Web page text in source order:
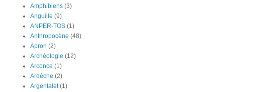
Amphibiens (3)
Anguille (9)
ANPER-TOS (1)
Anthropocène (48)
Apron (2)
Archéologie (12)
Arconce (1)
Ardèche (2)
Argentalet (1)